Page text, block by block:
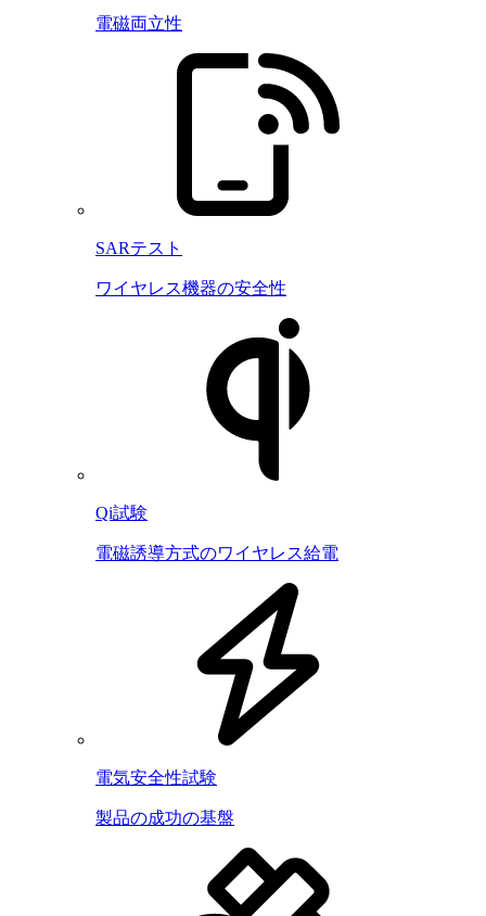
電磁両立性
SARテスト
ワイヤレス機器の安全性
Qi試験
電磁誘導方式のワイヤレス給電
電気安全性試験
製品の成功の基盤